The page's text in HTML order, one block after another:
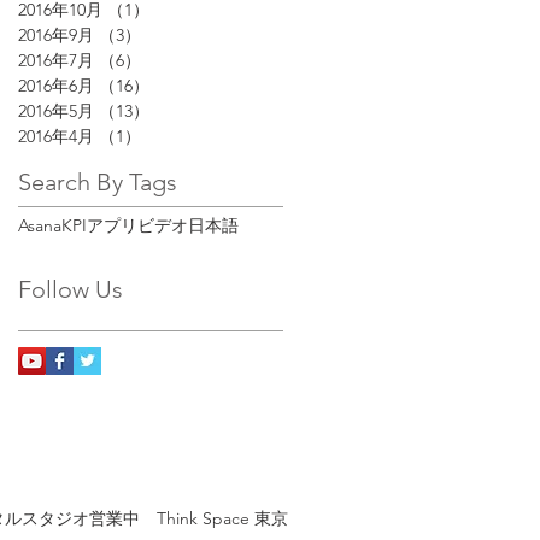
2016年10月 （1）
2016年9月
（3）
2016年7月
（6）
2016年6月
（16）
2016年5月
（13）
2016年4月
（1）
Search By Tags
AsanaKPIアプリ ビデオ日本語
Follow Us
ルスタジオ営業中 Think Space 東京